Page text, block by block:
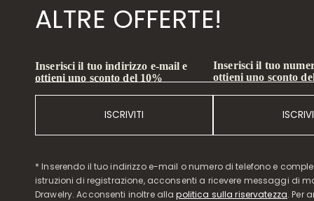
ALTRE OFFERTE!
Inserisci il tuo indirizzo e-mail e
ottieni uno sconto del 10%
ISCRIVITI
Inserisci il tuo
ottieni uno sconto
* Inserendo il tuo indirizzo e-mail o numero di telefono e
istruzioni di registrazione, acconsenti a ricevere messaggi di
Drawelry. Acconsenti inoltre allapolitica sulla riservatezza. Per